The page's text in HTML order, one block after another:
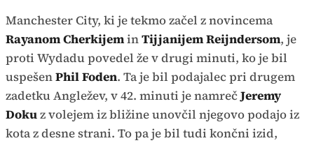
Manchester City, ki je tekmo začel z novincema
Rayanom CherkijeminTijjanijem Reijndersom, je
proti Wydadu povedel že v drugi minuti, ko je bil
uspešenPhil Foden. Ta je bil podajalec pri drugem
zadetku Angležev, v 42. minuti je namrečJeremy
Dokuz volejem iz bližine unovčil njegovo podajo iz
kota z desne strani. To pa je bil tudi končni izid,